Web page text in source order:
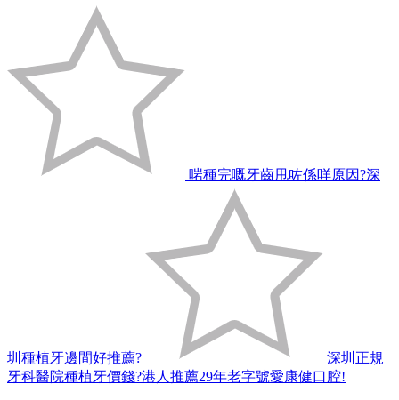
啱種完嘅牙齒甩咗係咩原因?深
圳種植牙邊間好推薦?
深圳正規
牙科醫院種植牙價錢?港人推薦29年老字號愛康健口腔!